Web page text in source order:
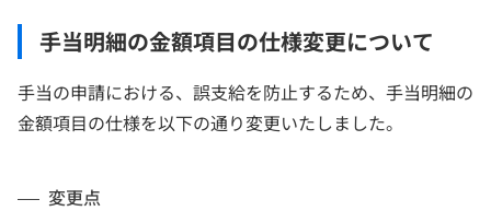
手当明細の金額項目の仕様変更について
手当の申請における、誤支給を防止するため、手当明細の
金額項目の仕様を以下の通り変更いたしました。
変更点